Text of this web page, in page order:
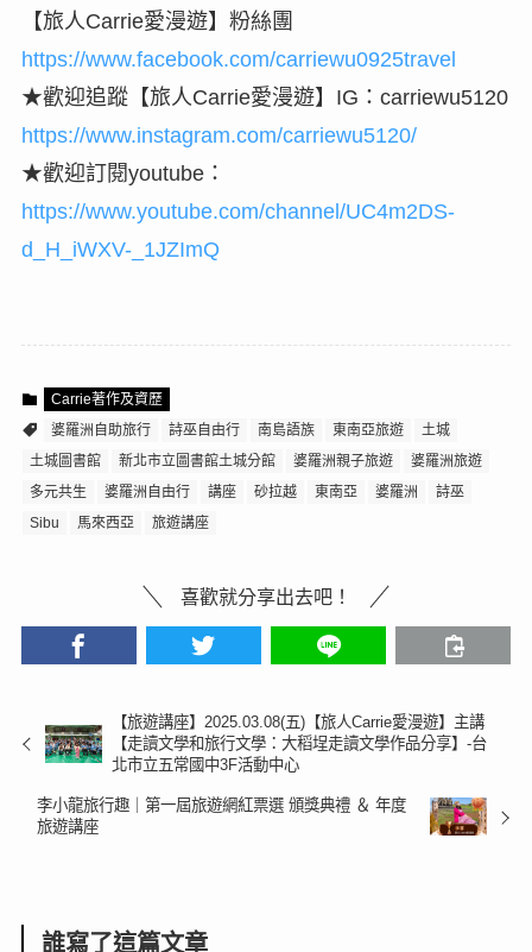
【旅人Carrie愛漫遊】粉絲團
https://www.facebook.com/carriewu0925travel
★歡迎追蹤【旅人Carrie愛漫遊】IG：carriewu5120
https://www.instagram.com/carriewu5120/
★歡迎訂閱youtube：
https://www.youtube.com/channel/UC4m2DS-
d_H_iWXV-_1JZImQ
Carrie著作及資歷
婆羅洲自助旅行
詩巫自由行 南島語族 東南亞旅遊
土城
土城圖書館
新北市立圖書館土城分館 婆羅洲親子旅遊
婆羅洲旅遊
多元共生
婆羅洲自由行 講座 砂拉越 東南亞 婆羅洲
詩巫
Sibu
馬來西亞 旅遊講座
喜歡就分享出去吧！
【旅遊講座】2025.03.08(五)【旅人Carrie愛漫遊】主講
【走讀文學和旅行文學：大稻埕走讀文學作品分享】-台
北市立五常國中3F活動中心
李小龍旅行趣｜第一屆旅遊網紅票選 頒獎典禮 ＆ 年度
旅遊講座
誰寫了這篇文章